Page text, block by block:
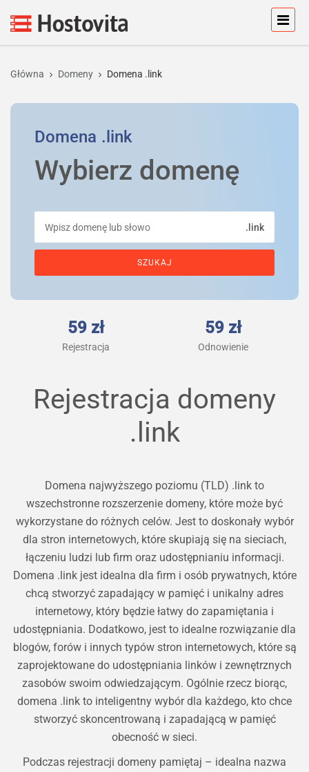
Główna Domeny Domena .link
Domena .link
Wybierz domenę
.link
59 zł
Rejestracja
59 zł
Odnowienie
Rejestracja domeny
.link
Domena najwyższego poziomu (TLD) .link to
wszechstronne rozszerzenie domeny, które może być
wykorzystane do różnych celów. Jest to doskonały wybór
dla stron internetowych, które skupiają się na sieciach,
łączeniu ludzi lub firm oraz udostępnianiu informacji.
Domena .link jest idealna dla firm i osób prywatnych, które
chcą stworzyć zapadający w pamięć i unikalny adres
internetowy, który będzie łatwy do zapamiętania i
udostępniania. Dodatkowo, jest to idealne rozwiązanie dla
blogów, forów i innych typów stron internetowych, które są
zaprojektowane do udostępniania linków i zewnętrznych
zasobów swoim odwiedzającym. Ogólnie rzecz biorąc,
domena .link to inteligentny wybór dla każdego, kto chce
stworzyć skoncentrowaną i zapadającą w pamięć
obecność w sieci.
Podczas rejestracji domeny pamiętaj – idealna nazwa